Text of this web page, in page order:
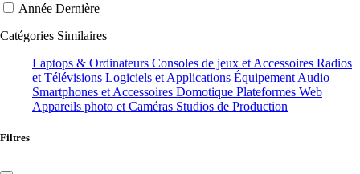
Année Dernière
Catégories Similaires
Laptops & Ordinateurs Consoles de jeux et Accessoires Radios
et Télévisions Logiciels et Applications Équipement Audio
Smartphones et Accessoires Domotique Plateformes Web
Appareils photo et Caméras Studios de Production
Filtres